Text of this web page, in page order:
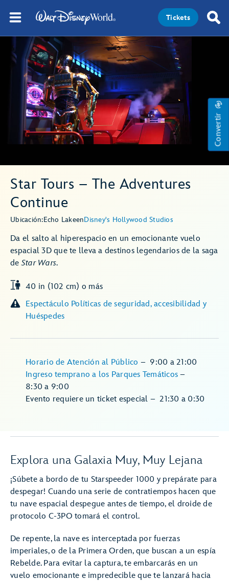
Tickets
Convertir
Star Tours – The Adventures
Continue
Ubicación:Echo LakeenDisney's Hollywood Studios
Da el salto al hiperespacio en un emocionante vuelo
espacial 3D que te lleva a destinos legendarios de la saga
deStar Wars.
40 in (102 cm) o más
Espectáculo Políticas de seguridad, accesibilidad y
Huéspedes
Ingreso temprano a los Parques Temáticos–
8:30 a 9:00
Horario de Atención al Público – 9:00 a 21:00
Evento requiere un ticket especial –21:30 a 0:30
Explora una Galaxia Muy, Muy Lejana
¡Súbete a bordo de tu Starspeeder 1000 y prepárate para
despegar! Cuando una serie de contratiempos hacen que
tu nave espacial despegue antes de tiempo, el droide de
protocolo C-3PO tomará el control.
De repente, la nave es interceptada por fuerzas
imperiales, o de la Primera Orden, que buscan a un espía
Rebelde. Para evitar la captura, te embarcarás en un
vuelo emocionante e impredecible que te lanzará hacia